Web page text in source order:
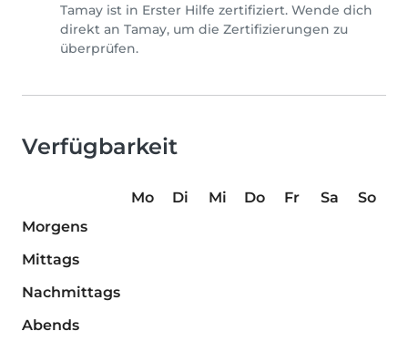
Tamay ist in Erster Hilfe zertifiziert. Wende dich
direkt an Tamay, um die Zertifizierungen zu
überprüfen.
Verfügbarkeit
Mo Di Mi Do Fr Sa
So
Morgens
Mittags
Nachmittags
Abends